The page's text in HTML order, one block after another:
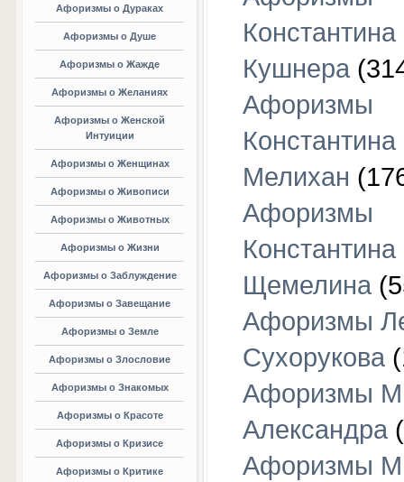
Афоризмы о Дураках
Афоризмы о Душе
Афоризмы о Жажде
Афоризмы о Желаниях
Афоризмы о Женской
Интуиции
Афоризмы о Женщинах
Афоризмы о Живописи
Афоризмы о Животных
Афоризмы о Жизни
Афоризмы о Заблуждение
Афоризмы о Завещание
Афоризмы о Земле
Афоризмы о Злословие
Афоризмы о Знакомых
Афоризмы о Красоте
Афоризмы о Кризисе
Афоризмы о Критике
Константина
Кушнера
Афоризмы
Константина
Мелихан
Афоризмы
Константина
Щемелина
Афоризмы
Сухорукова
Афоризмы
Александра
Афоризмы